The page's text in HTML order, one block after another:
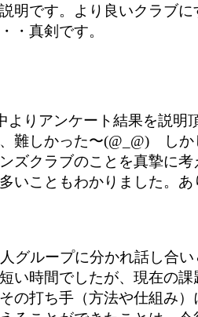
明です。より良いクラブに
・真剣です。
よりアンケート結果を説明
難しかった〜(@_@) しか
ズクラブのことを真摯に考
いこともわかりました。あ
グループに分かれ話し合い
い時間でしたが、現在の課
の打ち手（方法や仕組み）